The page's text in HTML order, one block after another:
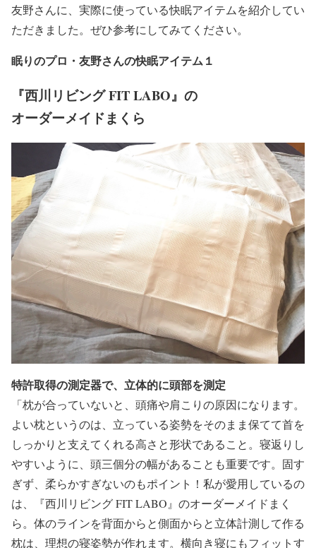
友野さんに、実際に使っている快眠アイテムを紹介してい
ただきました。ぜひ参考にしてみてください。
眠りのプロ・友野さんの快眠アイテム１
『西川リビング FIT LABO』 の
オーダーメイドまくら
特許取得の測定器で、立体的に頭部を測定
「枕が合っていないと、頭痛や肩こりの原因になります。
よい枕というのは、立っている姿勢をそのまま保てて首を
しっかりと支えてくれる高さと形状であること。寝返りし
やすいように、頭三個分の幅があることも重要です。固す
ぎず、柔らかすぎないのもポイント！私が愛用しているの
は、『西川リビング FIT LABO』のオーダーメイドまく
ら。体のラインを背面からと側面からと立体計測して作る
枕は、理想の寝姿勢が作れます。横向き寝にもフィットす